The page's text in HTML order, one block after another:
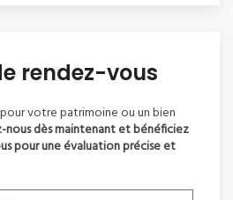
rendez-vous
votre patrimoine ou un bien
dès maintenant et bénéficiez
pour une évaluation précise et